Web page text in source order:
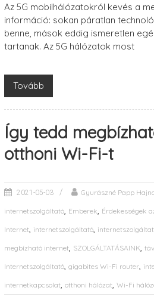
Az 5G mobilhálózatokról kevés a
információ: sokan páratlan
benne, mások eddig ismeretlen
tartanak. Az 5G hálózatok most
Tovább
Így tedd
otthoni Wi-Fi-t
2021-05-03 Gyurászné Papp
internetszolgáltató, Emberek Érdekességek
Internet, internetszolgáltató,
megbízható internet, SZOLGÁLTATÁSAINK
Internetszolgáltató, gigabites Wi-Fi router,
internetkapcsolat, otthoni hálózat, Wi-Fi